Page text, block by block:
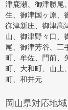
津鹿瀬、御津勝尾
生、御津国ヶ原、
御津新庄、御津高
山、御津野々口、
尾、御津芳谷、三
町、牟佐、門前、
町、大和町、山上
町、和井元
岡山県対応地域